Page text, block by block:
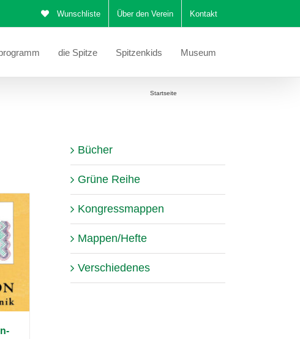
Wunschliste Über den Verein Kontakt
die Spitze Spitzenkids Museum
Startseite
Bücher
Grüne Reihe
Kongressmappen
Mappen/Hefte
Verschiedenes